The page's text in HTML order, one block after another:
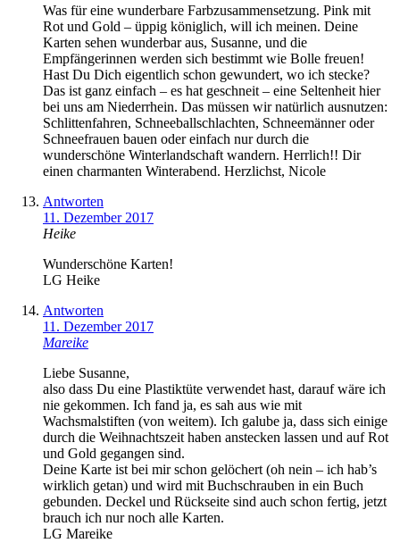
Was für eine wunderbare Farbzusammensetzung. Pink mit
Rot und Gold – üppig königlich, will ich meinen. Deine
Karten sehen wunderbar aus, Susanne, und die
Empfängerinnen werden sich bestimmt wie Bolle freuen!
Hast Du Dich eigentlich schon gewundert, wo ich stecke?
Das ist ganz einfach – es hat geschneit – eine Seltenheit hier
bei uns am Niederrhein. Das müssen wir natürlich ausnutzen:
Schlittenfahren, Schneeballschlachten, Schneemänner oder
Schneefrauen bauen oder einfach nur durch die
wunderschöne Winterlandschaft wandern. Herrlich!! Dir
einen charmanten Winterabend. Herzlichst, Nicole
Antworten
11. Dezember 2017
Heike
Wunderschöne Karten!
LG Heike
Antworten
11. Dezember 2017
Mareike
Liebe Susanne,
also dass Du eine Plastiktüte verwendet hast, darauf wäre ich
nie gekommen. Ich fand ja, es sah aus wie mit
Wachsmalstiften (von weitem). Ich galube ja, dass sich einige
durch die Weihnachtszeit haben anstecken lassen und auf Rot
und Gold gegangen sind.
Deine Karte ist bei mir schon gelöchert (oh nein – ich hab’s
wirklich getan) und wird mit Buchschrauben in ein Buch
gebunden. Deckel und Rückseite sind auch schon fertig, jetzt
brauch ich nur noch alle Karten.
LG Mareike